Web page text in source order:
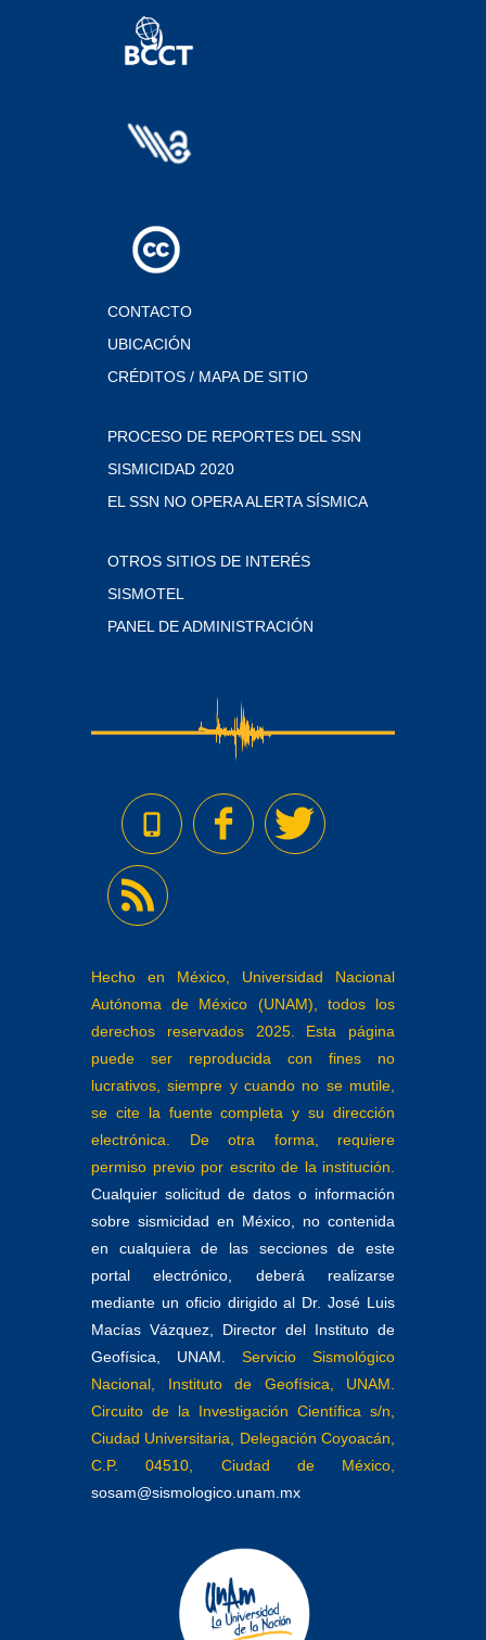
CONTACTO
UBICACIÓN
CRÉDITOS / MAPA DE SITIO
PROCESO DE REPORTES DEL SSN
SISMICIDAD 2020
EL SSN NO OPERA ALERTA SÍSMICA
OTROS SITIOS DE INTERÉS
SISMOTEL
PANEL DE ADMINISTRACIÓN
Hecho en México, Universidad Nacional
Autónoma de México (UNAM), todos los
derechos reservados 2025. Esta página
puede ser reproducida con fines no
lucrativos, siempre y cuando no se mutile,
se cite la fuente completa y su dirección
electrónica. De otra forma, requiere
permiso previo por escrito de la institución.
Cualquier solicitud de datos o información
sobre sismicidad en México, no contenida
en cualquiera de las secciones de este
portal electrónico, deberá realizarse
mediante un oficio dirigido al Dr. José Luis
Macías Vázquez, Director del Instituto de
Geofísica, UNAM.
Servicio Sismológico
Nacional, Instituto de Geofísica, UNAM.
Circuito de la Investigación Científica s/n,
Ciudad Universitaria, Delegación Coyoacán,
C.P. 04510, Ciudad de México,
sosam@sismologico.unam.mx